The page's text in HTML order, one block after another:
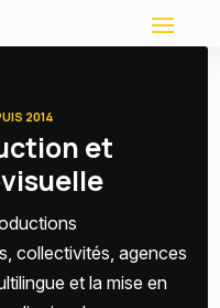
2014
et
collectivités, agences
et la mise en